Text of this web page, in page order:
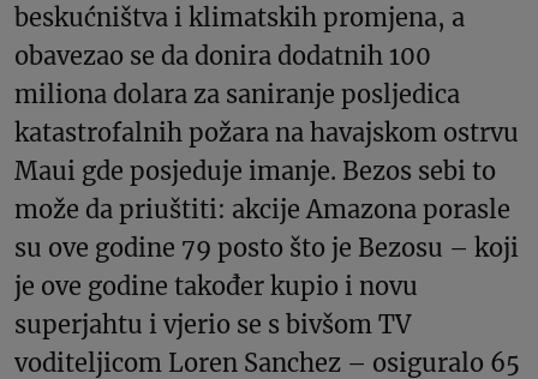
beskućništva i klimatskih promjena, a
obavezao se da donira dodatnih 100
miliona dolara za saniranje posljedica
katastrofalnih požara na havajskom ostrvu
Maui gde posjeduje imanje. Bezos sebi to
može da priuštiti: akcije Amazona porasle
su ove godine 79 posto što je Bezosu – koji
je ove godine također kupio i novu
superjahtu i vjerio se s bivšom TV
voditeljicom Loren Sanchez – osiguralo 65